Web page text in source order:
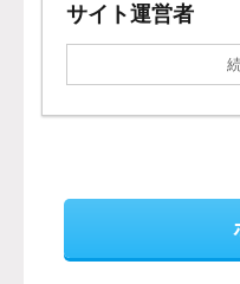
サイト運営者